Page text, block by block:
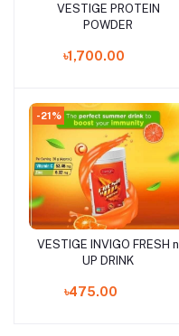
Add to cart
VESTIGE PROTEIN
POWDER
৳1,700.00
-21%
Add to cart
VESTIGE INVIGO FRESH n
UP DRINK
৳475.00